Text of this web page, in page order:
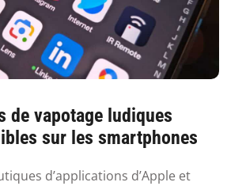
de vapotage ludiques
sur les smartphones
d’applications d’Apple et